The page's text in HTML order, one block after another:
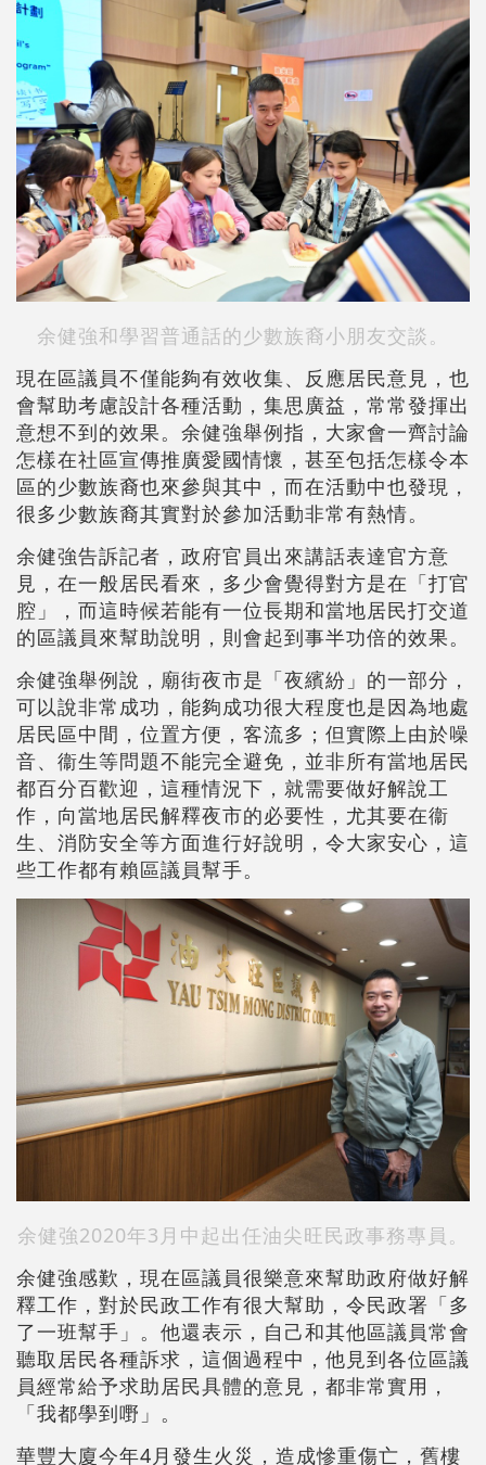
余健強和學習普通話的少數族裔小朋友交談。
現在區議員不僅能夠有效收集、反應居民意見，也
會幫助考慮設計各種活動，集思廣益，常常發揮出
意想不到的效果。余健強舉例指，大家會一齊討論
怎樣在社區宣傳推廣愛國情懷，甚至包括怎樣令本
區的少數族裔也來參與其中，而在活動中也發現，
很多少數族裔其實對於參加活動非常有熱情。
余健強告訴記者，政府官員出來講話表達官方意
見，在一般居民看來，多少會覺得對方是在「打官
腔」，而這時候若能有一位長期和當地居民打交道
的區議員來幫助說明，則會起到事半功倍的效果。
余健強舉例說，廟街夜市是「夜繽紛」的一部分，
可以說非常成功，能夠成功很大程度也是因為地處
居民區中間，位置方便，客流多；但實際上由於噪
音、衞生等問題不能完全避免，並非所有當地居民
都百分百歡迎，這種情況下，就需要做好解說工
作，向當地居民解釋夜市的必要性，尤其要在衞
生、消防安全等方面進行好說明，令大家安心，這
些工作都有賴區議員幫手。
余健強2020年3月中起出任油尖旺民政事務專員。
余健強感歎，現在區議員很樂意來幫助政府做好解
釋工作，對於民政工作有很大幫助，令民政署「多
了一班幫手」。他還表示，自己和其他區議員常會
聽取居民各種訴求，這個過程中，他見到各位區議
員經常給予求助居民具體的意見，都非常實用，
「我都學到嘢」。
華豐大廈今年4月發生火災，造成慘重傷亡，舊樓